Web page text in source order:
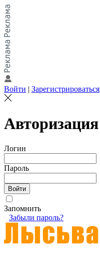
Войти | Зарегистрироваться
Авторизация
Логин
Пароль
Запомнить
Забыли пароль?